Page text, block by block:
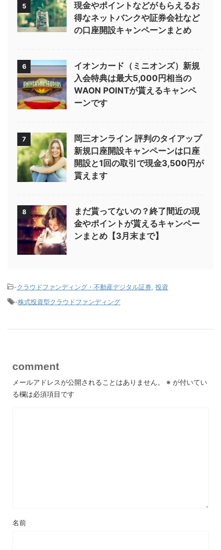
5
現金やポイントなどがもらえるお
得なネットバンクや証券会社など
の口座開設キャンペーンまとめ
6
イオンカード（ミニオンズ）新規
入会特典は最大5,000円相当の
WAON POINTが貰えるキャンペ
ーンです
7
岡三オンライン 評判のタイアップ
新規口座開設キャンペーンは口座
開設と1回の取引で現金3,500円が
貰えます
8
まだ貰ってないの？終了間近の現
金やポイントが貰えるキャンペー
ンまとめ【3月末まで】
-クラウドファンディング・不動産デジタル証券 投資
-株式投資型クラウドファンディング
comment
メールアドレスが公開されることはありません。 ※ が付いてい
る欄は必須項目です
名前